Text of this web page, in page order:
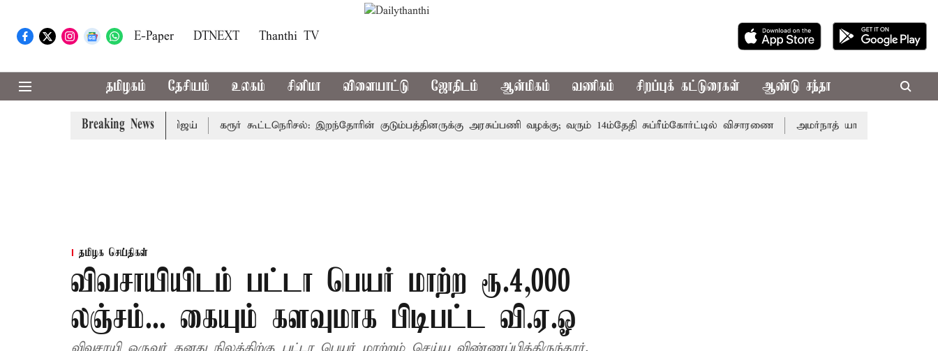
E-Paper DTNEXT Thanthi TV
தமிழகம் தேசியம் உலகம் சினிமா விளையாட்டு ஜோதிடம் ஆன்மிகம் வணிகம் சிறப்புக் கட்டுரைகள் ஆண்டு சந்தா
Breaking News
பாதிக்கும்: முதல்-அமைச்சர் விஜய் கரூர் கூட்டநெரிசல்: இறந்தோரின் குடும்பத்தினருக்கு அரசுப்பணி வழக்கு; வரும் 14ம்தேதி சுப்ரீம்கோர்ட்டில் விசாரணை அமர்நாத் யாத்திரை தற்காலிகமாக
தமிழக செய்திகள்
விவசாயியிடம் பட்டா பெயர் மாற்ற ரூ.4,000
லஞ்சம்... கையும் களவுமாக பிடிபட்ட வி.ஏ.ஓ